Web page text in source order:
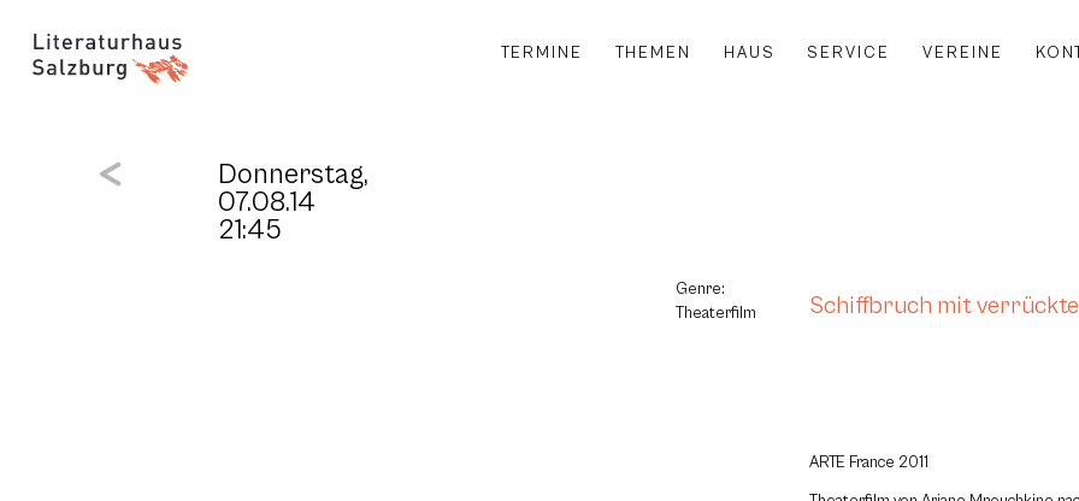
TERMINE THEMEN HAUS SERVICE VEREINE
Donnerstag,
07.08.14
21:45
Genre:
Theaterfilm
Schiffbruch mit
ARTE France 2011